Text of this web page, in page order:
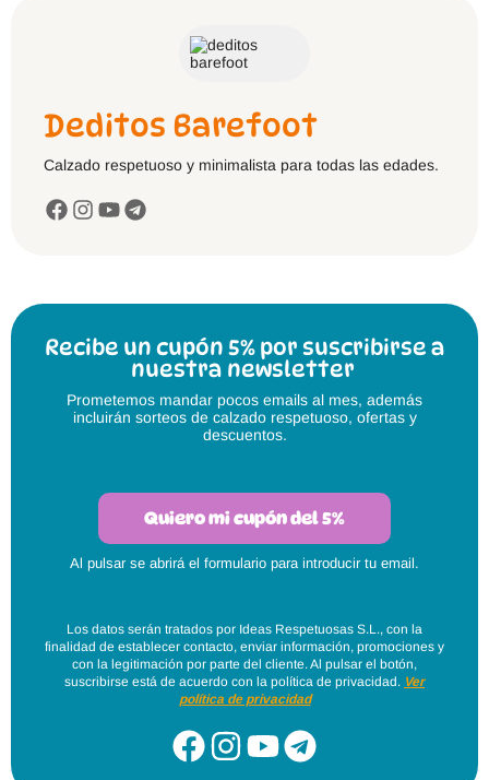
Deditos Barefoot
Calzado respetuoso y minimalista para todas las edades.
Recibe un cupón 5% por suscribirse a
nuestra newsletter
Prometemos mandar pocos emails al mes, además
incluirán sorteos de calzado respetuoso, ofertas y
descuentos.
Quiero mi cupón del 5%
Al pulsar se abrirá el formulario para introducir tu email.
Los datos serán tratados por Ideas Respetuosas S.L., con la
finalidad de establecer contacto, enviar información, promociones y
con la legitimación por parte del cliente. Al pulsar el botón,
suscribirse está de acuerdo con la política de privacidad. Ver
política de privacidad